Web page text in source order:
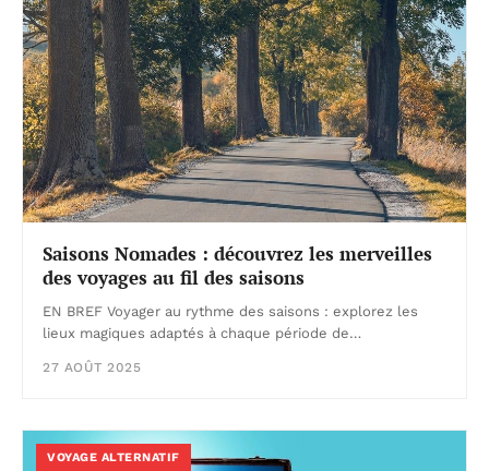
Saisons Nomades : découvrez les merveilles
des voyages au fil des saisons
EN BREF Voyager au rythme des saisons : explorez les
lieux magiques adaptés à chaque période de…
27 AOÛT 2025
VOYAGE ALTERNATIF